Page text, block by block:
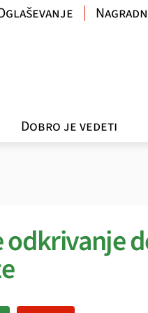
Dobro je vedeti